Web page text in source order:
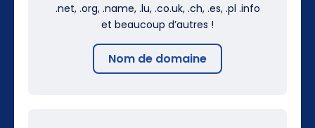
.net, .org, .name, .lu, .co.uk, .ch, .es, .pl .info
et beaucoup d’autres !
Nom de domaine